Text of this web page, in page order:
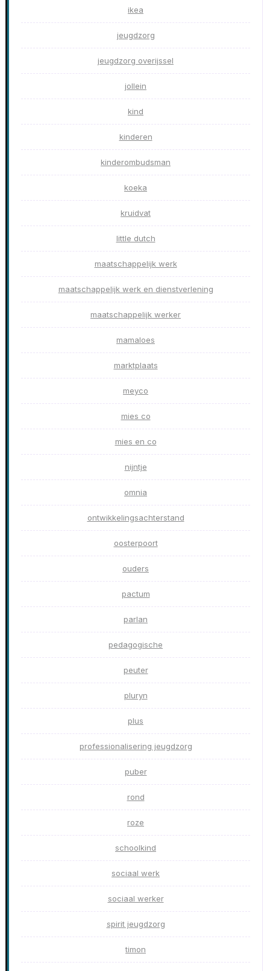
ikea
jeugdzorg
jeugdzorg overijssel
jollein
kind
kinderen
kinderombudsman
koeka
kruidvat
little dutch
maatschappelijk werk
maatschappelijk werk en dienstverlening
maatschappelijk werker
mamaloes
marktplaats
meyco
mies co
mies en co
nijntje
omnia
ontwikkelingsachterstand
oosterpoort
ouders
pactum
parlan
pedagogische
peuter
pluryn
plus
professionalisering jeugdzorg
puber
rond
roze
schoolkind
sociaal werk
sociaal werker
spirit jeugdzorg
timon